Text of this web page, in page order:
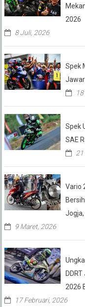
2026
8 Juli, 2026
Spek
Spek
SAE
Vario
Jogja,
9 Maret, 2026
2026
17 Februari, 2026